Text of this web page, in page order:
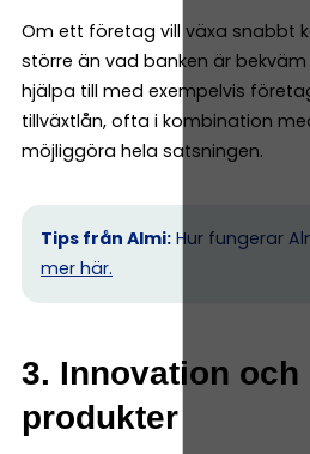
Om ett företag vill växa snabbt
större än vad banken är bekväm
hjälpa till med exempelvis
tillväxtlån, ofta i kombination
möjliggöra hela satsningen.
Tips från Almi: Hur fungerar
mer här.
3. Innovation och
produkter